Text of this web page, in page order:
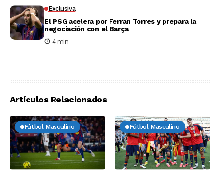
Exclusiva
El PSG acelera por Ferran Torres y prepara la
negociación con el Barça
4 min
Artículos Relacionados
Fútbol Masculino Fútbol Masculino